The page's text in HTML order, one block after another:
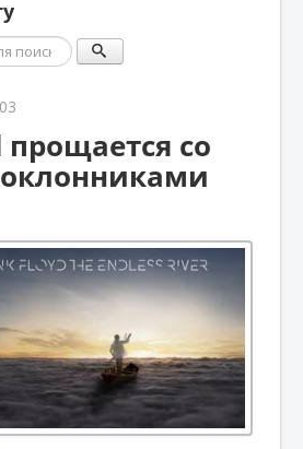
прощается со